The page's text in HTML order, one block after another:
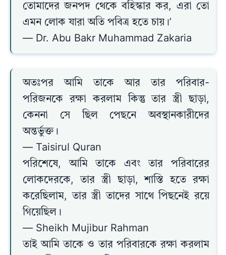
তোমাদের জনপদ থেকে বহিস্কার কর, এরা তো
এমন লোক যারা অতি পবিত্র হতে চায়।’
— Dr. Abu Bakr Muhammad Zakaria
অতঃপর আমি তাকে আর তার পরিবার-
পরিজনকে রক্ষা করলাম কিন্তু তার স্ত্রী ছাড়া,
কেননা সে ছিল পেছনে অবস্থানকারীদের
অন্তর্ভুক্ত।
— Taisirul Quran
পরিশেষে, আমি তাকে এবং তার পরিবারের
লোকদেরকে, তার স্ত্রী ছাড়া, শাস্তি হতে রক্ষা
করেছিলাম, তার স্ত্রী তাদের সাথে পিছনেই রয়ে
গিয়েছিল।
— Sheikh Mujibur Rahman
তাই আমি তাকে ও তার পরিবারকে রক্ষা করলাম